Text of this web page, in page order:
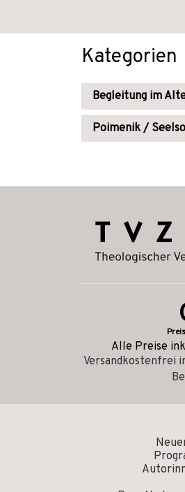
Kategorien
Begleitung im
Poimenik /
Alle Preise
Versandkostenfrei